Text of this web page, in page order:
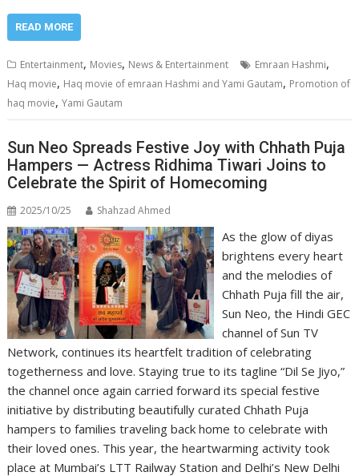
READ MORE
Entertainment, Movies, News & Entertainment Emraan Hashmi,
Haq movie, Haq movie of emraan Hashmi and Yami Gautam, Promotion of
haq movie,Yami Gautam
Sun Neo Spreads Festive Joy with Chhath Puja
Hampers — Actress Ridhima Tiwari Joins to
Celebrate the Spirit of Homecoming
2025/10/25 Shahzad Ahmed
As the glow of diyas
brightens every heart
and the melodies of
Chhath Puja fill the air,
Sun Neo, the Hindi GEC
channel of Sun TV
Network, continues its heartfelt tradition of celebrating
togetherness and love. Staying true to its tagline “Dil Se Jiyo,”
the channel once again carried forward its special festive
initiative by distributing beautifully curated Chhath Puja
hampers to families traveling back home to celebrate with
their loved ones. This year, the heartwarming activity took
place at Mumbai’s LTT Railway Station and Delhi’s New Delhi